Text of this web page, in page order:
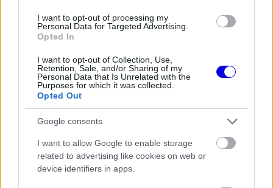
I want to opt-out of processing my
Personal Data for Targeted Advertising.
Opted In
I want to opt-out of Collection, Use,
Retention, Sale, and/or Sharing of my
Personal Data that Is Unrelated with the
Purposes for which it was collected.
Opted Out
Google consents
I want to allow Google to enable storage
related to advertising like cookies on web or
device identifiers in apps.
A montreali hétvége változó körülményei – a
növelték a manőver nehézségét, hiszen ilyen
körülmények között egy apró hiba is könnyen
kiesést vagy ütközést eredményezhetett volna.
EZEKET IS AJÁNLJUK